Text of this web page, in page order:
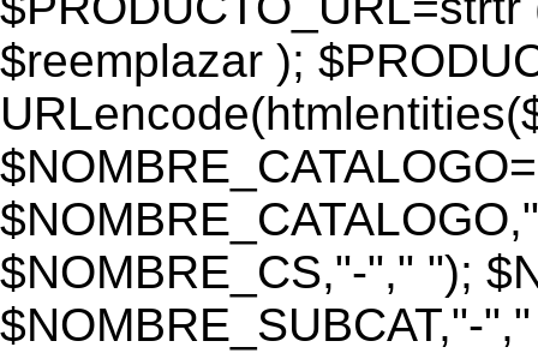
$reemplazar );
$NOMBRE_CS,"-"," ");
$NOMBRE_SUBCAT,"-